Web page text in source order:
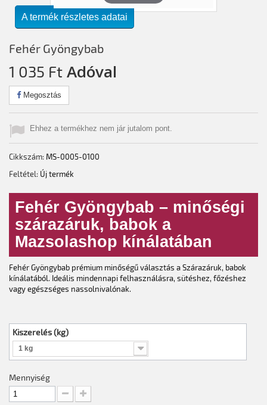
A termék részletes adatai
Fehér Gyöngybab
1 035 Ft‎ Adóval
Megosztás
Ehhez a termékhez nem jár jutalom pont.
Cikkszám: MS-0005-0100
Feltétel: Új termék
Fehér Gyöngybab – minőségi
szárazáruk, babok a
Mazsolashop kínálatában
Fehér Gyöngybab prémium minőségű választás a Szárazáruk, babok
kínálatából. Ideális mindennapi felhasználásra, sütéshez, főzéshez
vagy egészséges nassolnivalónak.
Kiszerelés (kg)
1 kg
Mennyiség